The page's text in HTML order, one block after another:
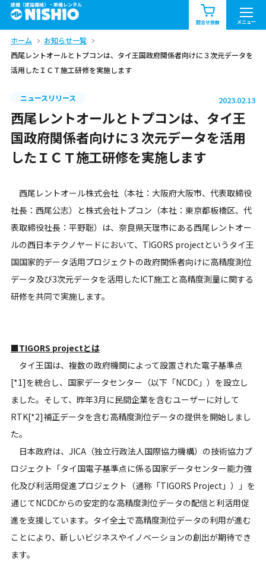
建機（建設機械）・重機レンタル
問合せ依頼 メニュー
商品一覧 お知らせ一覧
問合せ依頼リスト
エリア情報を見る
北海道 関東
中部 関西 中国・四国
九州・沖縄（外部）
ホーム
お知らせ一覧
西尾レントオールとトプコンは、タイ王国政府関係者向けに３次元データを
活用したＩＣＴ施工研修を実施します
ニュースリリース 2023.02.13
西尾レントオールとトプコンは、タイ王
国政府関係者向けに３次元データを活用
したＩＣＴ施工研修を実施します
西尾レントオール株式会社（本社：大阪府大阪市、代表取締役
社長：西尾公志）と株式会社トプコン（本社：東京都板橋区、代
表取締役社長：平野聡）は、奈良県天理市にある西尾レントオー
ルの西日本テクノヤードにおいて、TIGORS projectというタイ王
国国家的データ活用プロジェクトの政府関係者向けに高精度測位
データ及び3次元データを活用したICT施工と高精度測量に関する
研修を共同で実施します。
■TIGORS projectとは
タイ王国は、複数の政府機関によって設置された電子基準点
[*1]を統合し、国家データセンター（以下「NCDC」）を設立し
ました。そして、昨年3月に民間企業を含むユーザーに対して
RTK[*2]補正データを含む高精度測位データの提供を開始しまし
た。
日本政府は、JICA（独立行政法人国際協力機構）の技術協力プ
ロジェクト「タイ国電子基準点に係る国家データセンター能力強
化及び利活用促進プロジェクト（通称「TIGORS Project」）」を
通じてNCDCからの安定的な高精度測位データの配信と利活用促
進を支援しています。タイ全土で高精度測位データの利用が進む
ことにより、新しいビジネスやイノベーションの創出が期待でき
ます。